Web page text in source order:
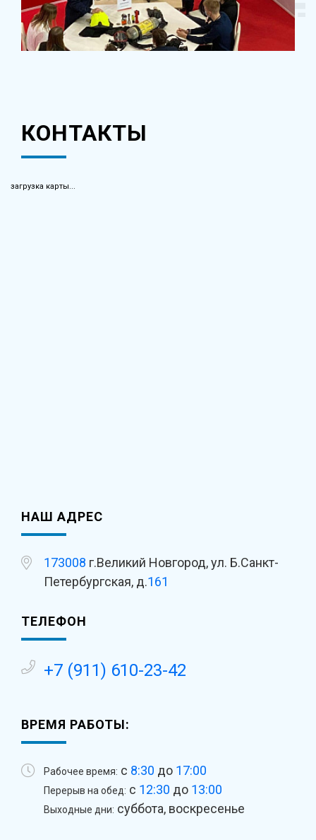
КОНТАКТЫ
загрузка карты...
НАШ АДРЕС
173008 г.Великий Новгород, ул. Б.Санкт-
Петербургская, д.161
ТЕЛЕФОН
+7 (911) 610-23-42
ВРЕМЯ РАБОТЫ:
Рабочее время: с 8:30 до 17:00
Перерыв на обед: с 12:30 до 13:00
Выходные дни: суббота, воскресенье